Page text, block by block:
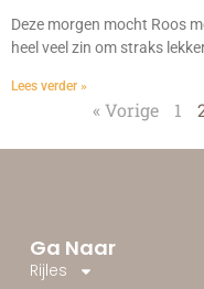
Deze morgen mocht Roos
heel veel zin om straks
Lees verder »
« Vorige 1
Ga Naar
Rijles